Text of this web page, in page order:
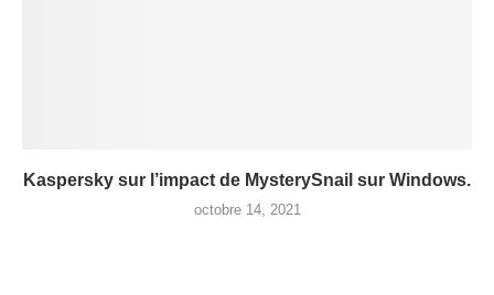
Kaspersky sur l’impact de MysterySnail sur Windows.
octobre 14, 2021